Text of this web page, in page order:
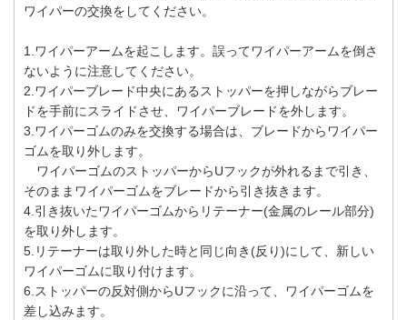
ワイパーの交換をしてください。
1.ワイパーアームを起こします。誤ってワイパーアームを倒さ
ないように注意してください。
2.ワイパーブレード中央にあるストッパーを押しながらブレー
ドを手前にスライドさせ、ワイパーブレードを外します。
3.ワイパーゴムのみを交換する場合は、ブレードからワイパー
ゴムを取り外します。
ワイパーゴムのストッパーからUフックが外れるまで引き、
そのままワイパーゴムをブレードから引き抜きます。
4.引き抜いたワイパーゴムからリテーナー(金属のレール部分)
を取り外します。
5.リテーナーは取り外した時と同じ向き(反り)にして、新しい
ワイパーゴムに取り付けます。
6.ストッパーの反対側からUフックに沿って、ワイパーゴムを
差し込みます。